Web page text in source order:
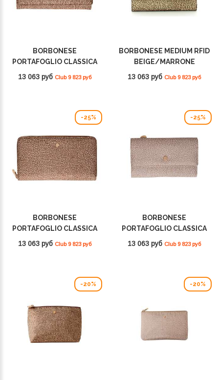
BORBONESE
PORTAFOGLIO CLASSICA
LARGE BEIGE/MARRONE
930112I15994
13 063 руб Club 9 823 руб
BORBONESE MEDIUM RFID
BEIGE/MARRONE
930115I15994
13 063 руб Club 9 823 руб
-25%
BORBONESE
PORTAFOGLIO CLASSICA
LARGE BEIGE/MARRONE
930155I15994
13 063 руб Club 9 823 руб
-25%
BORBONESE
PORTAFOGLIO CLASSICA
MEDIUM SABBIA
930115I15C75
13 063 руб Club 9 823 руб
-20% -20%